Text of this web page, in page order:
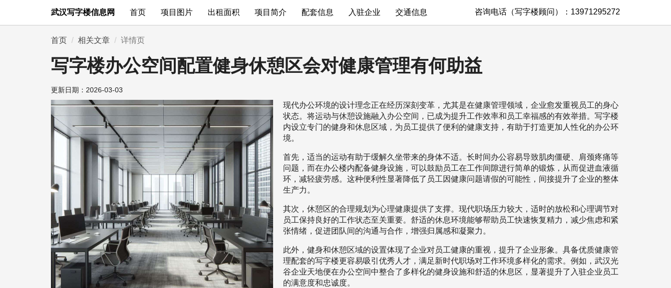
武汉写字楼信息网 首页 项目图片 出租面积 项目简介 配套信息 入驻企业 交通信息 咨询电话（写字楼顾问）：13971295272
首页 相关文章 详情页
写字楼办公空间配置健身休憩区会对健康管理有何助益
更新日期： 2026-03-03
现代办公环境的设计理念正在经历深刻变革，尤其是在健康管理领域，企业愈发重视员工的身心
状态。将运动与休憩设施融入办公空间，已成为提升工作效率和员工幸福感的有效举措。写字楼
内设立专门的健身和休息区域，为员工提供了便利的健康支持，有助于打造更加人性化的办公环
境。
首先，适当的运动有助于缓解久坐带来的身体不适。长时间办公容易导致肌肉僵硬、肩颈疼痛等
问题，而在办公楼内配备健身设施，可以鼓励员工在工作间隙进行简单的锻炼，从而促进血液循
环，减轻疲劳感。这种便利性显著降低了员工因健康问题请假的可能性，间接提升了企业的整体
生产力。
其次，休憩区的合理规划为心理健康提供了支撑。现代职场压力较大，适时的放松和心理调节对
员工保持良好的工作状态至关重要。舒适的休息环境能够帮助员工快速恢复精力，减少焦虑和紧
张情绪，促进团队间的沟通与合作，增强归属感和凝聚力。
此外，健身和休憩区域的设置体现了企业对员工健康的重视，提升了企业形象。具备优质健康管
理配套的写字楼更容易吸引优秀人才，满足新时代职场对工作环境多样化的需求。例如，武汉光
谷企业天地便在办公空间中整合了多样化的健身设施和舒适的休息区，显著提升了入驻企业员工
的满意度和忠诚度。